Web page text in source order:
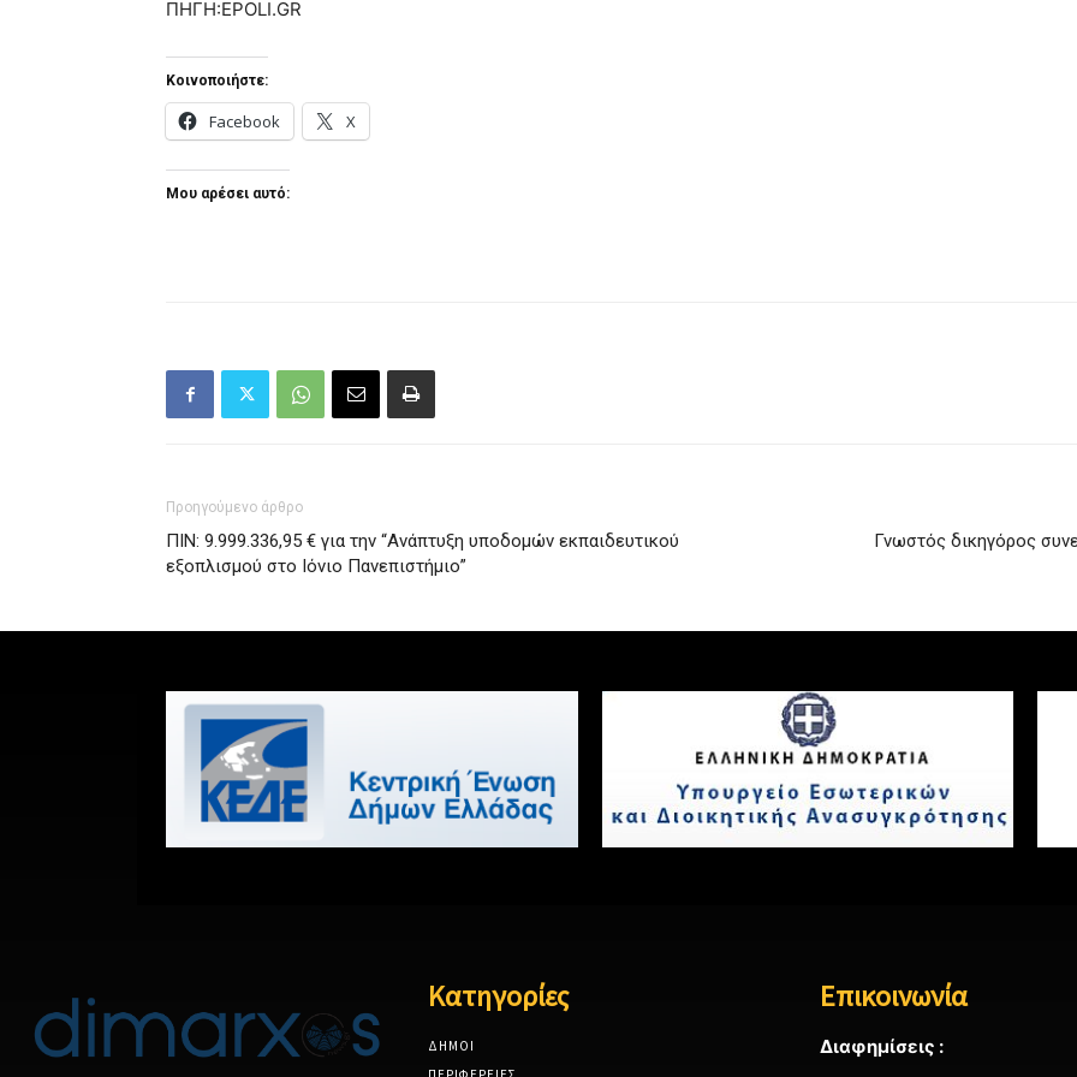
ΠΗΓΗ:EPOLI.GR
Κοινοποιήστε:
Facebook X
Μου αρέσει αυτό:
Προηγούμενο άρθρο
ΠΙΝ: 9.999.336,95 € για την “Ανάπτυξη υποδομών εκπαιδευτικού
εξοπλισμού στο Ιόνιο Πανεπιστήμιο”
Γνωστός δικηγόρος
Κατηγορίες
ΔΗΜΟΙ
Επικοινωνία
Διαφημίσεις :